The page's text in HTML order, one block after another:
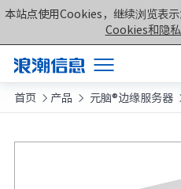
本站点使用Cookies，继续浏览表
Cookies和隐
产品
首页  产品  元脑®边缘服务器
